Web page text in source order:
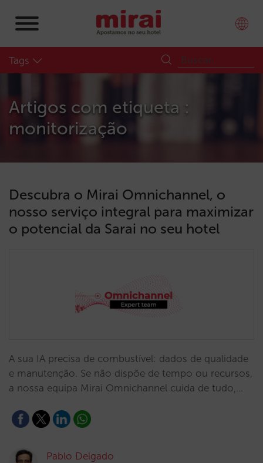
Tags
Artigos com etiqueta :
monitorização
Descubra o Mirai Omnichannel, o
nosso serviço integral para maximizar
o potencial da Sarai no seu hotel
A sua IA precisa de combustível: dados de qualidade
e manutenção. Se não dispõe de tempo ou recursos,
a nossa equipa Mirai Omnichannel cuida de tudo,…
Pablo Delgado